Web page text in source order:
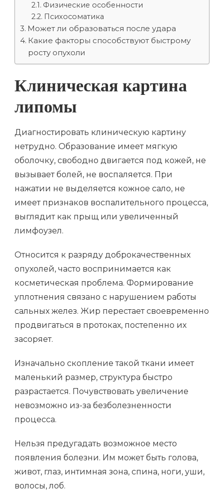
Физические особенности
Психосоматика
Может ли образоваться после удара
Какие факторы способствуют быстрому
росту опухоли
Клиническая картина
липомы
Диагностировать клиническую картину
нетрудно. Образование имеет мягкую
оболочку, свободно двигается под кожей, не
вызывает болей, не воспаляется. При
нажатии не выделяется кожное сало, не
имеет признаков воспалительного процесса,
выглядит как прыщ или увеличенный
лимфоузел.
Относится к разряду доброкачественных
опухолей, часто воспринимается как
косметическая проблема. Формирование
уплотнения связано с нарушением работы
сальных желез. Жир перестает своевременно
продвигаться в протоках, постепенно их
засоряет.
Изначально скопление такой ткани имеет
маленький размер, структура быстро
разрастается. Почувствовать увеличение
невозможно из-за безболезненности
процесса.
Нельзя предугадать возможное место
появления болезни. Им может быть голова,
живот, глаз, интимная зона, спина, ноги, уши,
волосы, лоб.